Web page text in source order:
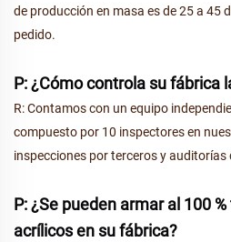
de producción en masa es de 25 a 45
pedido.
P: ¿Cómo controla su fábrica
R: Contamos con un equipo
compuesto por 10 inspectores en
inspecciones por terceros y auditorías
P: ¿Se pueden armar al 100
acrílicos en su fábrica?